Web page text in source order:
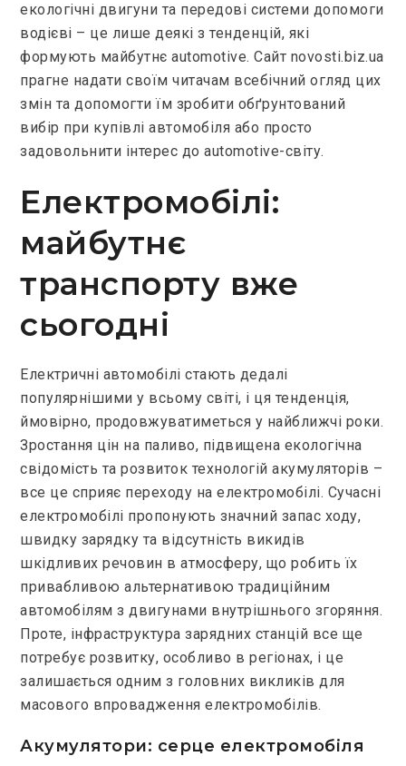
екологічні двигуни та передові системи допомоги
водієві – це лише деякі з тенденцій, які
формують майбутнє automotive. Сайт novosti.biz.ua
прагне надати своїм читачам всебічний огляд цих
змін та допомогти їм зробити обґрунтований
вибір при купівлі автомобіля або просто
задовольнити інтерес до automotive-світу.
Електромобілі:
майбутнє
транспорту вже
сьогодні
Електричні автомобілі стають дедалі
популярнішими у всьому світі, і ця тенденція,
ймовірно, продовжуватиметься у найближчі роки.
Зростання цін на паливо, підвищена екологічна
свідомість та розвиток технологій акумуляторів –
все це сприяє переходу на електромобілі. Сучасні
електромобілі пропонують значний запас ходу,
швидку зарядку та відсутність викидів
шкідливих речовин в атмосферу, що робить їх
привабливою альтернативою традиційним
автомобілям з двигунами внутрішнього згоряння.
Проте, інфраструктура зарядних станцій все ще
потребує розвитку, особливо в регіонах, і це
залишається одним з головних викликів для
масового впровадження електромобілів.
Акумулятори: серце електромобіля